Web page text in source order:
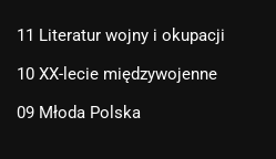
11 Literatur wojny i okupacji
10 XX-lecie międzywojenne
09 Młoda Polska